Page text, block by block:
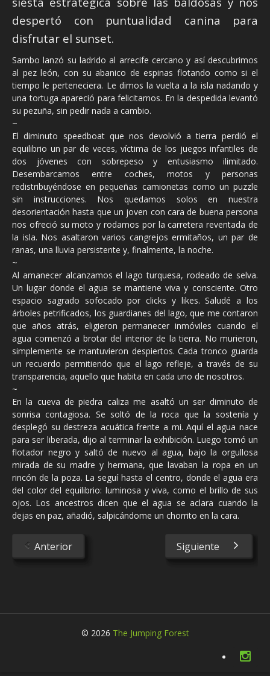
despertó con puntualidad canina para
disfrutar el sunset.
Sambo lanzó su ladrido al arrecife cercano y así descubrimos
al pez león, con su abanico de espinas flotando como si el
tiempo le perteneciera. Le dimos la vuelta a la isla nadando y
una tortuga apareció para felicitarnos. En la despedida levantó
su pezuña, sin pedir nada a cambio.
~
El diminuto speedboat que nos devolvió a tierra perdió el
equilibrio un par de veces, víctima de los juegos infantiles de
dos jóvenes con sobrepeso y entusiasmo ilimitado.
Desembarcamos entre coches, motos y personas
redistribuyéndose en pequeñas camionetas como un puzzle
sin instrucciones. Nos quedamos solos en nuestra
desorientación hasta que un joven con cara de buena persona
nos ofreció su moto y rodamos por la carretera reventada de
la isla. Nos asaltaron varios cangrejos ermitaños, un par de
ranas, una lluvia persistente y, finalmente, la noche.
~
Al amanecer alcanzamos el lago turquesa, rodeado de selva.
Un lugar donde el agua se mantiene viva y consciente. Otro
espacio sagrado sofocado por clicks y likes. Saludé a los
árboles petrificados, los guardianes del lago, que me contaron
que años atrás, eligieron permanecer inmóviles cuando el
agua comenzó a brotar del interior de la tierra. No murieron,
simplemente se mantuvieron despiertos. Cada tronco guarda
un recuerdo permitiendo que el lago refleje, a través de su
transparencia, aquello que habita en cada uno de nosotros.
~
En la cueva de piedra caliza me asaltó un ser diminuto de
sonrisa contagiosa. Se soltó de la roca que la sostenía y
desplegó su destreza acuática frente a mi. Aquí el agua nace
para ser liberada, dijo al terminar la exhibición. Luego tomó un
flotador negro y saltó de nuevo al agua, bajo la orgullosa
mirada de su madre y hermana, que lavaban la ropa en un
rincón de la poza. La seguí hasta el centro, donde el agua era
del color del equilibrio: luminosa y viva, como el brillo de sus
ojos. Los ancestros dicen que el agua se aclara cuando la
dejas en paz, añadió, salpicándome un chorrito en la cara.
Anterior Siguiente
© 2026 The Jumping Forest